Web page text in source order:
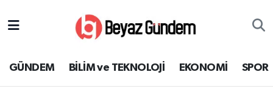
GÜNDEM BİLİM ve TEKNOLOJİ EKONOMİ SPOR